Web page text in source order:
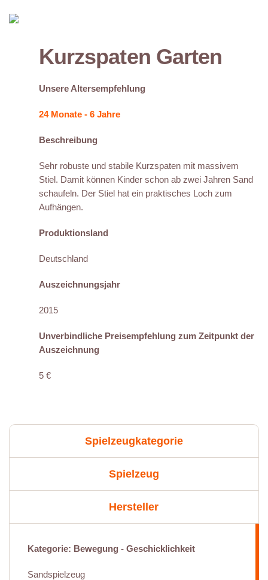
Kurzspaten Garten
Unsere Altersempfehlung
24 Monate - 6 Jahre
Beschreibung
Sehr robuste und stabile Kurzspaten mit massivem
Stiel. Damit können Kinder schon ab zwei Jahren Sand
schaufeln. Der Stiel hat ein praktisches Loch zum
Aufhängen.
Produktionsland
Deutschland
Auszeichnungsjahr
2015
Unverbindliche Preisempfehlung zum Zeitpunkt der
Auszeichnung
5 €
Spielzeugkategorie
Spielzeug
Hersteller
Kategorie: Bewegung - Geschicklichkeit
Sandspielzeug